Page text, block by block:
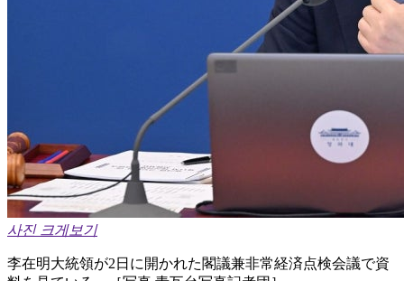
사진 크게보기
李在明大統領が2日に開かれた閣議兼非常経済点検会議で資